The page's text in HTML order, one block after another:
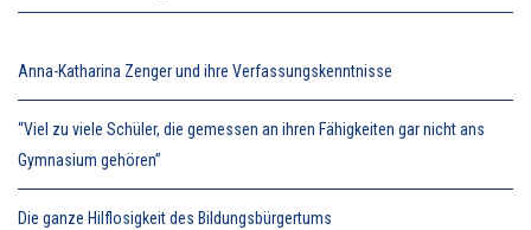
Anna-Katharina Zenger und ihre Verfassungskenntnisse
“Viel zu viele Schüler, die gemessen an ihren Fähigkeiten gar nicht ans
Gymnasium gehören”
Die ganze Hilflosigkeit des Bildungsbürgertums